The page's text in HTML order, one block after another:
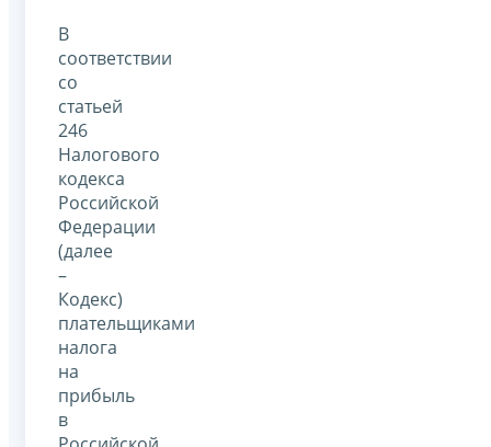
В
соответствии
со
статьей
246
Налогового
кодекса
Российской
Федерации
(далее
–
Кодекс)
плательщиками
налога
на
прибыль
в